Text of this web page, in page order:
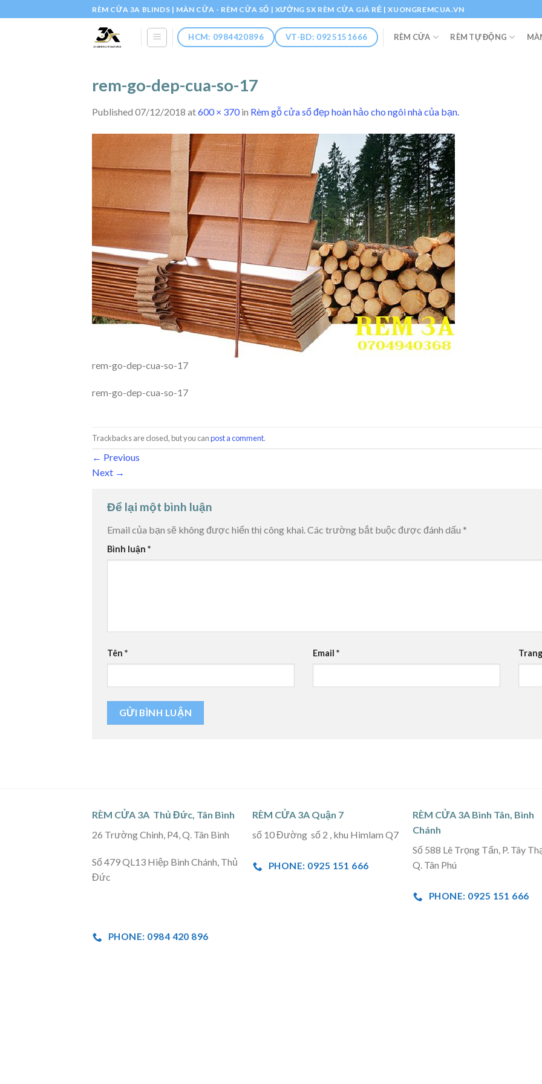
to
RÈM CỬA 3A BLINDS | MÀN CỬA - RÈM CỬA SỔ | XƯỞNG SX RÈM CỬA GIÁ RẺ | XUONGREMCUA.VN
HCM: 0984420896 VT-BD: 0925151666 RÈM CỬA RÈM TỰ ĐỘNG
rem-go-dep-cua-so-17
Published 07/12/2018 at600 × 370in Rèm gỗ cửa sổ đẹp hoàn hảo cho ngôi nhà của bạn.
rem-go-dep-cua-so-17
rem-go-dep-cua-so-17
Trackbacks are closed, but you canpost a comment.
← Previous
Next →
Để lại một bình luận
Email của bạn sẽ không được hiển thị công khai.Các trường bắt buộc được đánh dấu *
Bình luận *
Tên * Email *
RÈM CỬA 3A Thủ Đức, Tân Bình
26 Trường Chinh, P4, Q. Tân Bình
Số 479 QL13 Hiệp Bình Chánh, Thủ
Đức
PHONE: 0984 420 896
RÈM CỬA 3A Quận 7
số 10 Đường số 2 , khu Himlam Q7
PHONE: 0925 151 666
RÈM CỬA 3A Bình Tân, Bình
Chánh
Số 588 Lê Trọng Tấn, P. Tây
Q. Tân Phú
PHONE: 0925 151 666